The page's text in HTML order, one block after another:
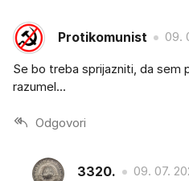
Protikomunist 09.
Se bo treba sprijazniti, da sem
razumel...
Odgovori
3320. 09. 07.